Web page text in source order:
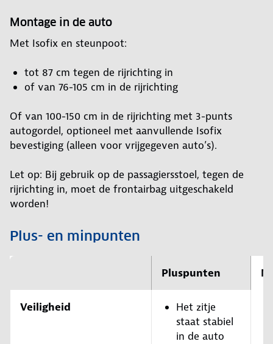
Montage in de auto
Met Isofix en steunpoot:
tot 87 cm tegen de rijrichting in
of van 76-105 cm in de rijrichting
Of van 100-150 cm in de rijrichting met 3-punts
autogordel, optioneel met aanvullende Isofix
bevestiging (alleen voor vrijgegeven auto’s).
Let op: Bij gebruik op de passagiersstoel, tegen de
rijrichting in, moet de frontairbag uitgeschakeld
worden!
Plus- en minpunten
Pluspunten
Veiligheid
Het zitje
staat stabiel
in de auto